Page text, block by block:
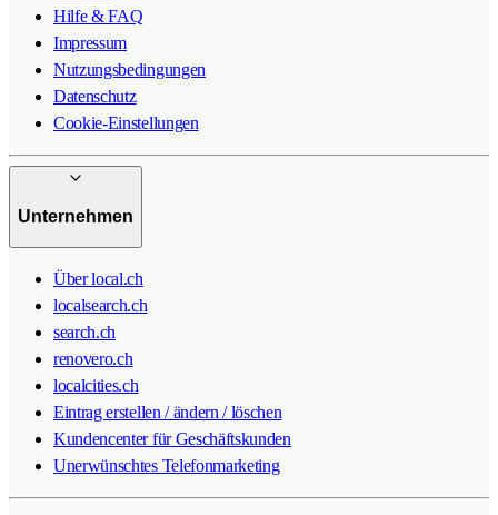
Hilfe & FAQ
Impressum
Nutzungsbedingungen
Datenschutz
Cookie-Einstellungen
Unternehmen
Über local.ch
localsearch.ch
search.ch
renovero.ch
localcities.ch
Eintrag erstellen / ändern / löschen
Kundencenter für Geschäftskunden
Unerwünschtes Telefonmarketing